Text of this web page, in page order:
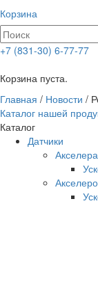
Корзина
+7 (831-30) 6-77-77
Корзина пуста.
Главная / Новости /
Каталог нашей
Каталог
Датчики